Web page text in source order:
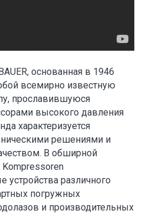
основанная в 1946
всемирно известную
прославившуюся
высокого давления
характеризуется
решениями и
В обширной
Kompressoren
устройства различного
погружных
и производительных